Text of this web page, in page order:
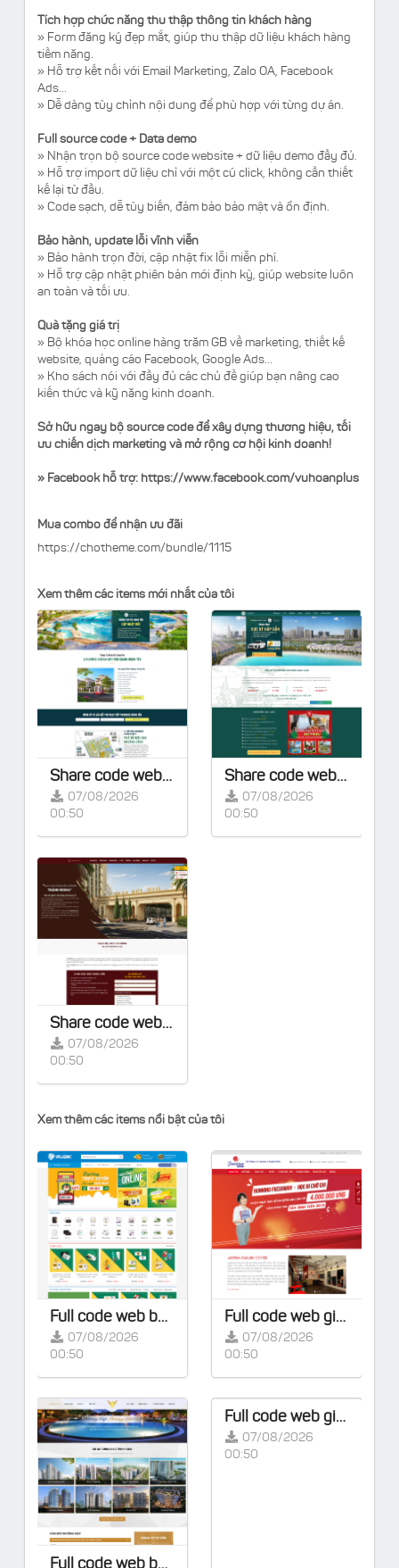
Tích hợp chức năng thu thập thông tin khách hàng
» Form đăng ký đẹp mắt, giúp thu thập dữ liệu khách hàng
tiềm năng.
» Hỗ trợ kết nối với Email Marketing, Zalo OA, Facebook
Ads...
» Dễ dàng tùy chỉnh nội dung để phù hợp với từng dự án.
Full source code + Data demo
» Nhận trọn bộ source code website + dữ liệu demo đầy đủ.
» Hỗ trợ import dữ liệu chỉ với một cú click, không cần thiết
kế lại từ đầu.
» Code sạch, dễ tùy biến, đảm bảo bảo mật và ổn định.
Bảo hành, update lỗi vĩnh viễn
» Bảo hành trọn đời, cập nhật fix lỗi miễn phí.
» Hỗ trợ cập nhật phiên bản mới định kỳ, giúp website luôn
an toàn và tối ưu.
Quà tặng giá trị
» Bộ khóa học online hàng trăm GB về marketing, thiết kế
website, quảng cáo Facebook, Google Ads...
» Kho sách nói với đầy đủ các chủ đề giúp bạn nâng cao
kiến thức và kỹ năng kinh doanh.
Sở hữu ngay bộ source code để xây dựng thương hiệu, tối
ưu chiến dịch marketing và mở rộng cơ hội kinh doanh!
» Facebook hỗ trợ: https://www.facebook.com/vuhoanplus
Mua combo để nhận ưu đãi
https://chotheme.com/bundle/1115
Xem thêm các items mới nhất của tôi
Share code web bất động sản Full chức năng - Tích hợp Landing Page dự án
07/08/2026
00:50
Share code web bất động sản chuẩn SEO - Tích hợp Landing Page dự án
07/08/2026
00:50
Share code web bất động sản đẹp, chuẩn seo - Tích hợp Landing Page dự án
07/08/2026
00:50
Xem thêm các items nổi bật của tôi
Full code web bán hàng làm từ Flatsome kèm key kích hoạt / đã kích hoạt sẵn
07/08/2026
00:50
Full code web giáo dục, trung tâm đào tạo làm từ Flatsome kèm key kích hoạt / đã kích hoạt sẵn
07/08/2026
00:50
Full code web giáo dục, trung tâm đào tạo làm từ Flatsome kèm key kích hoạt / đã kích hoạt sẵn
07/08/2026
00:50